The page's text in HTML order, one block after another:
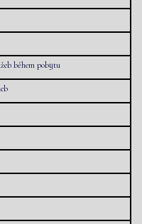
během pobytu